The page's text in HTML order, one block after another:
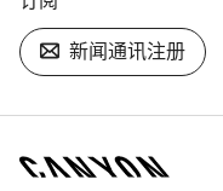
新闻通讯注册